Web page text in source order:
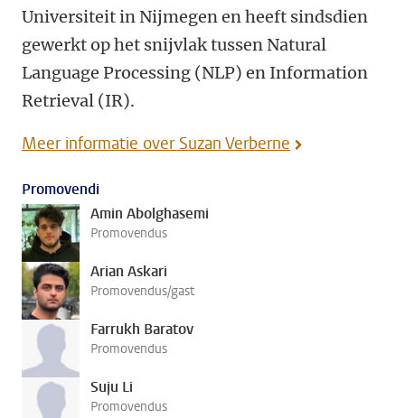
Universiteit in Nijmegen en heeft sindsdien
gewerkt op het snijvlak tussen Natural
Language Processing (NLP) en Information
Retrieval (IR).
Meer informatie over Suzan Verberne
Promovendi
Amin Abolghasemi
Promovendus
Arian Askari
Promovendus/gast
Farrukh Baratov
Promovendus
Suju Li
Promovendus